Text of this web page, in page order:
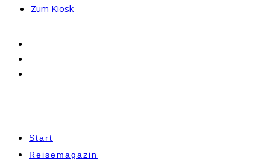
Zum Kiosk
Start
Reisemagazin